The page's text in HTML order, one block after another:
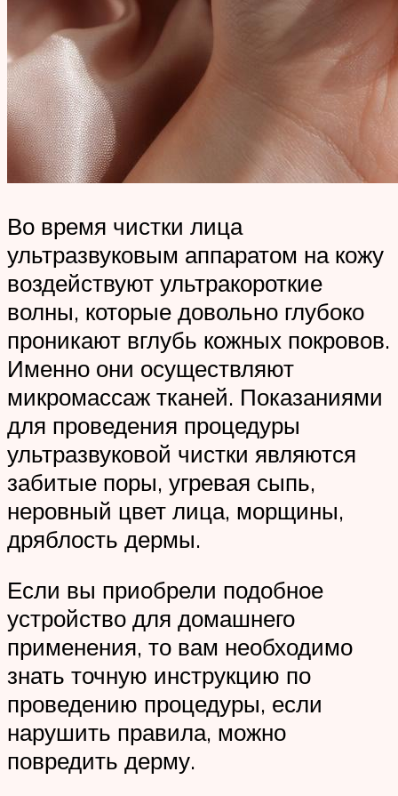
Во время чистки лица
ультразвуковым аппаратом на кожу
воздействуют ультракороткие
волны, которые довольно глубоко
проникают вглубь кожных покровов.
Именно они осуществляют
микромассаж тканей. Показаниями
для проведения процедуры
ультразвуковой чистки являются
забитые поры, угревая сыпь,
неровный цвет лица, морщины,
дряблость дермы.
Если вы приобрели подобное
устройство для домашнего
применения, то вам необходимо
знать точную инструкцию по
проведению процедуры, если
нарушить правила, можно
повредить дерму.